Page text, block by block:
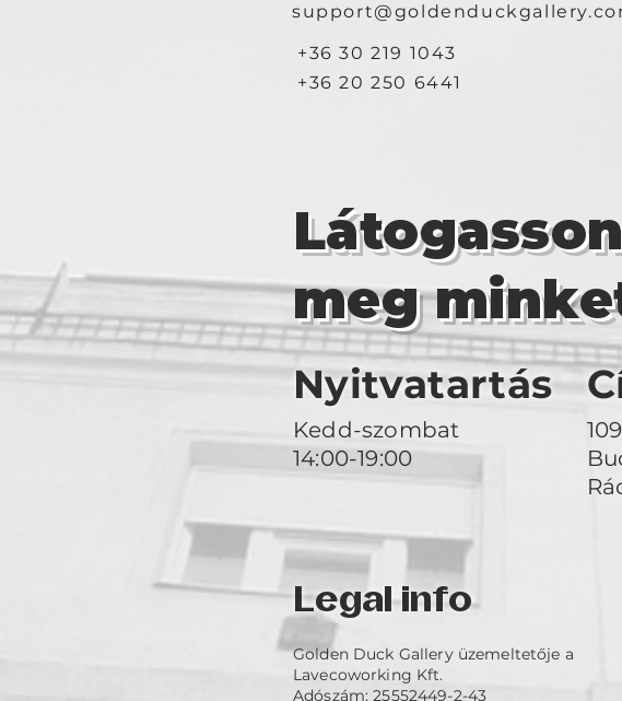
+36 30 219 1043
+36 20 250 6441
meg
Nyitvatartás
Kedd-szombat
14:00-19:00
Legal info
Golden Duck Gallery üzemeltetője a
Lavecoworking Kft.
Adószám: 25552449-2-43